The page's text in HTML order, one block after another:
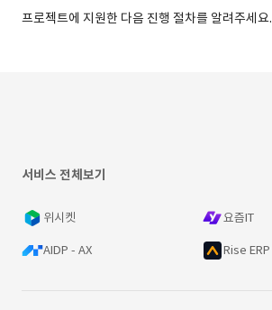
프로젝트에 지원한 다음 진행 절차를 알려주세요.
서비스 전체보기
위시켓 요즘IT
AIDP - AX Rise ERP